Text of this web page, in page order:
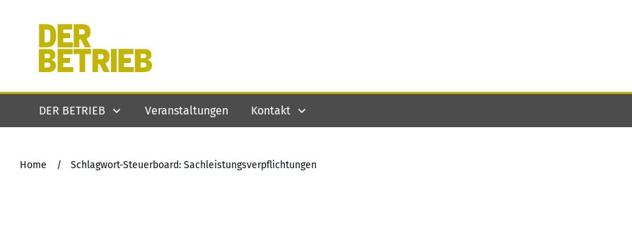
DER BETRIEB Veranstaltungen Kontakt
Home / Schlagwort-Steuerboard: Sachleistungsverpflichtungen